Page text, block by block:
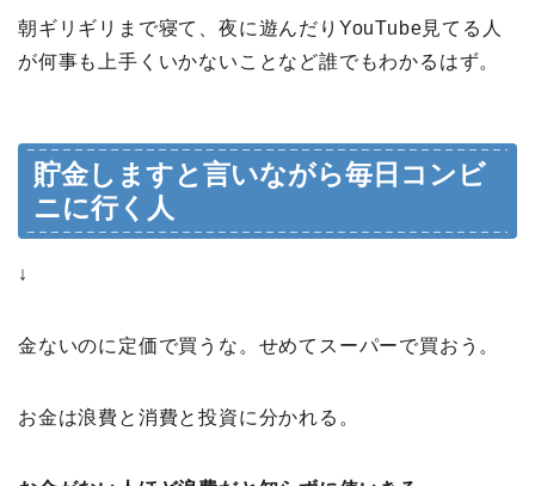
朝ギリギリまで寝て、夜に遊んだりYouTube見てる人
が何事も上手くいかないことなど誰でもわかるはず。
貯金しますと言いながら毎日コンビ
ニに行く人
↓
金ないのに定価で買うな。せめてスーパーで買おう。
お金は浪費と消費と投資に分かれる。